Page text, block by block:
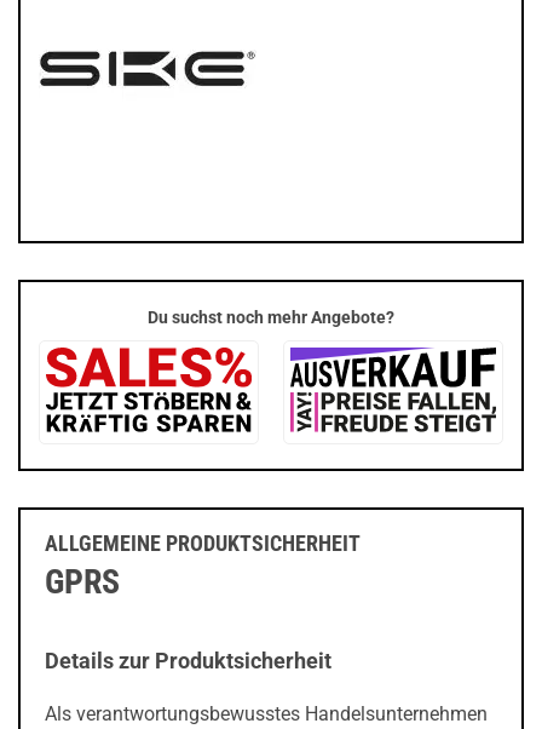
Du suchst noch mehr Angebote?
ALLGEMEINE PRODUKTSICHERHEIT
GPRS
Details zur Produktsicherheit
Als verantwortungsbewusstes Handelsunternehmen